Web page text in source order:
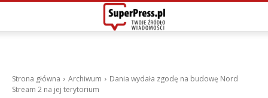
Strona główna Archiwum
Dania wydała zgodę na budowę Nord
Stream 2 na jej terytorium